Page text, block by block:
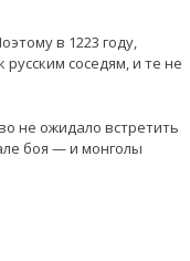
в 1223 году,
соседям, и те не
не ожидало встретить
боя — и монголы